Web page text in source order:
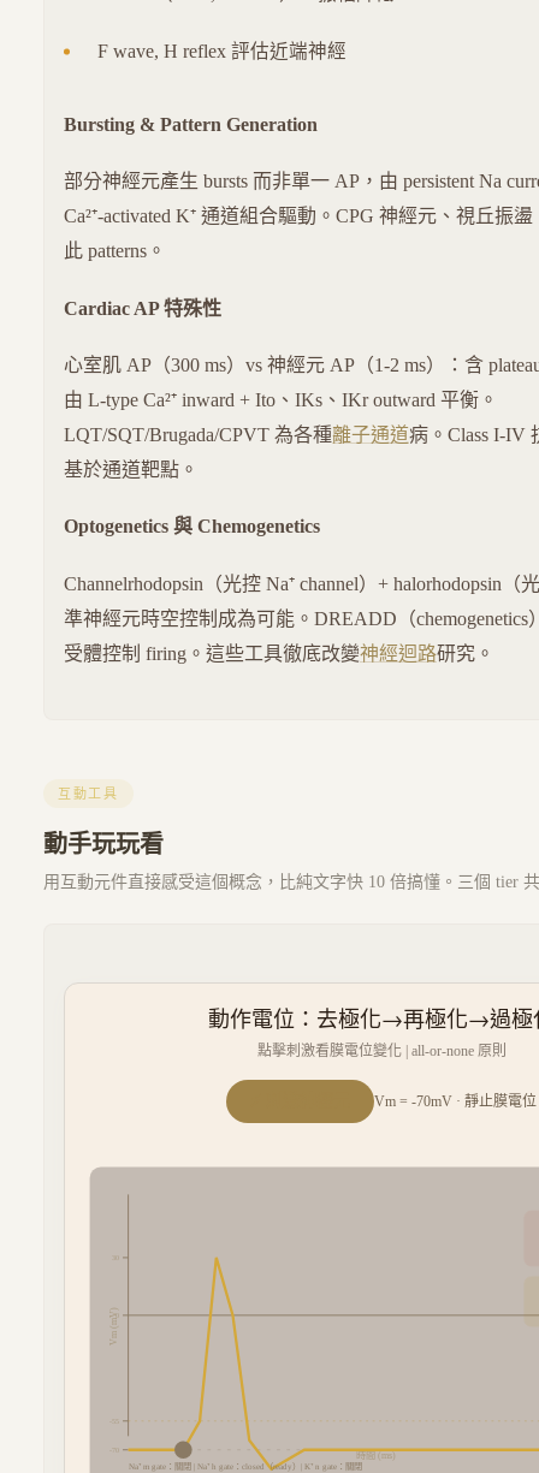
F wave, H reflex 評估近端神經
Bursting & Pattern Generation
部分神經元產生 bursts 而非單一 AP，由 persistent Na
Ca²⁺-activated K⁺ 通道組合驅動。CPG 神經元、視丘振
此 patterns。
Cardiac AP 特殊性
心室肌 AP（300 ms）vs 神經元 AP（1-2 ms）：含
由 L-type Ca²⁺ inward + Ito、IKs、IKr outward 平衡。
LQT/SQT/Brugada/CPVT 為各種離子通道病。Class I-IV
基於通道靶點。
Optogenetics 與 Chemogenetics
Channelrhodopsin（光控 Na⁺ channel）+ halorhodopsin（
準神經元時空控制成為可能。DREADD（chemogenetics
受體控制 firing。這些工具徹底改變神經迴路研究。
互動工具
動手玩玩看
用互動元件直接感受這個概念，比純文字快 10 倍搞懂。三個 tier
動作電位：去極化→再極化→過極
點擊刺激看膜電位變化 | all-or-none 原則
Vm = -70mV · 靜止膜電位
時間 (ms)
Vm (mV)
-70
-55
0
30
Na⁺ m gate：關閉 | Na⁺ h gate：closed（ready）| K⁺ n gate：關閉